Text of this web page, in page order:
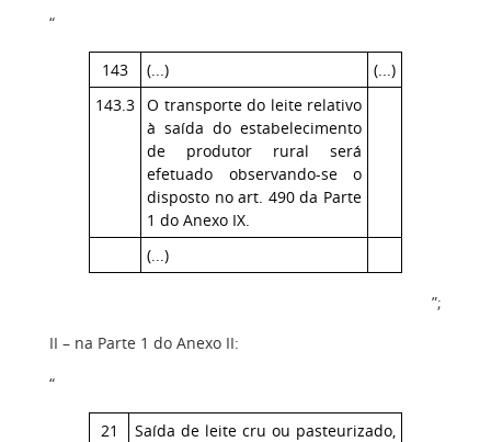
“
143 (...)
(...)
143.3 O transporte do leite relativo
à saída do estabelecimento
de produtor rural será
efetuado observando-se o
disposto no art. 490 da Parte
1 do Anexo IX.
(...)
”;
II – na Parte 1 do Anexo II:
“
21
Saída de leite cru ou pasteurizado,